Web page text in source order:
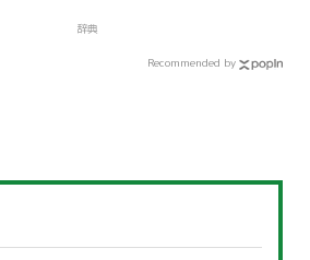
辞典
Recommended by